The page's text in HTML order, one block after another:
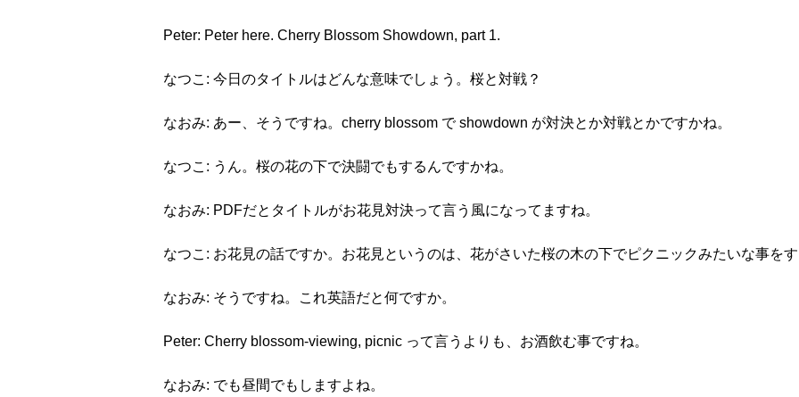
Peter: Peter here. Cherry Blossom Showdown, part 1.
なつこ: 今日のタイトルはどんな意味でしょう。桜と対戦？
なおみ: あー、そうですね。cherry blossom で showdown が対決とか対戦とかですかね。
なつこ: うん。桜の花の下で決闘でもするんですかね。
なおみ: PDFだとタイトルがお花見対決って言う風になってますね。
なつこ: お花見の話ですか。お花見というのは、花がさいた桜の木の下でピクニックみたいな事をす
なおみ: そうですね。これ英語だと何ですか。
Peter: Cherry blossom-viewing, picnic って言うよりも、お酒飲む事ですね。
なおみ: でも昼間でもしますよね。